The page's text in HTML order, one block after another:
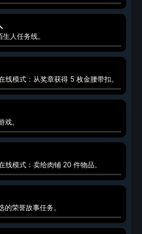
人任务线。
线模式：从奖章获得 5 枚金腰带扣。
戏。
线模式：卖给肉铺 20 件物品。
的荣誉故事任务。